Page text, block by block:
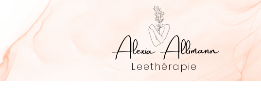
Alexia Allimann
Leethérapie